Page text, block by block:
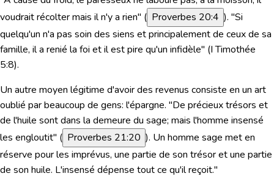
voudrait récolter mais il n'y a rien" ( Proverbes 20:4 ). "Si
quelqu'un n'a pas soin des siens et principalement de ceux de sa
famille, il a renié la foi et il est pire qu'un infidèle" (I Timothée
5:8).
Un autre moyen légitime d'avoir des revenus consiste en un art
oublié par beaucoup de gens: l'épargne. "De précieux trésors et
de l'huile sont dans la demeure du sage; mais l'homme insensé
les engloutit" ( Proverbes 21:20 ). Un homme sage met en
réserve pour les imprévus, une partie de son trésor et une partie
de son huile. L'insensé dépense tout ce qu'il reçoit."